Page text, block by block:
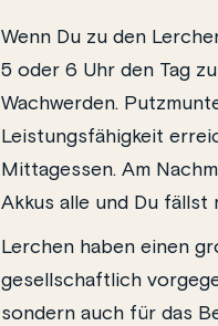
Wenn Du zu den
5 oder 6 Uhr den Tag
Wachwerden.
Leistungsfähigkeit
Mittagessen. Am
Akkus alle und Du fällst
Lerchen haben einen
gesellschaftlich
sondern auch für das